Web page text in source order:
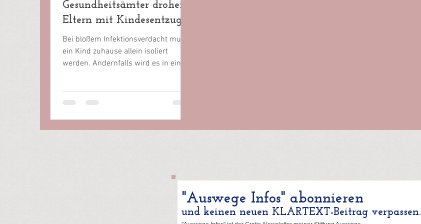
Gesundheitsämter drohen
Eltern mit Kindesentzug
Bei bloßem Infektionsverdacht muss
ein Kind zuhause allein isoliert
werden. Andernfalls wird es in eine
"Auswege Infos" abonnieren
und keinen neuen KLARTEXT-Beitrag verpassen.